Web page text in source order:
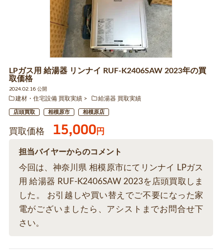
LPガス用 給湯器 リンナイ RUF-K2406SAW 2023年の買
取価格
2024.02.16 公開
建材・住宅設備 買取実績
給湯器 買取実績
店頭買取 相模原市 相模原店
買取価格 15,000円
担当バイヤーからのコメント
今回は、神奈川県 相模原市にてリンナイ LPガス
用 給湯器 RUF-K2406SAW 2023を店頭買取しま
した。 お引越しや買い替えでご不要になった家
電がございましたら、アシストまでお問合せ下
さい。